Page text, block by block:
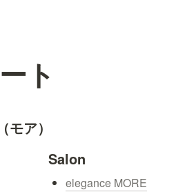
ト
ア）
Salon
elegance MORE